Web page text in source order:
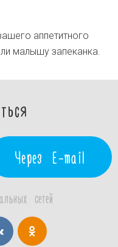
аппетитного
малышу запеканка.
Через E-mail
сетей